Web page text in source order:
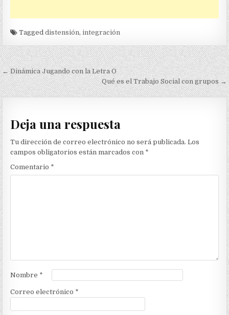
Taggeddistensión,integración
Navegación
de
entradas
← Dinámica Jugando con la Letra O
Qué es el Trabajo Social con grupos →
Deja una respuesta
Tu dirección de correo electrónico no será publicada. Los
campos obligatorios están marcados con *
Comentario *
Nombre *
Correo electrónico *